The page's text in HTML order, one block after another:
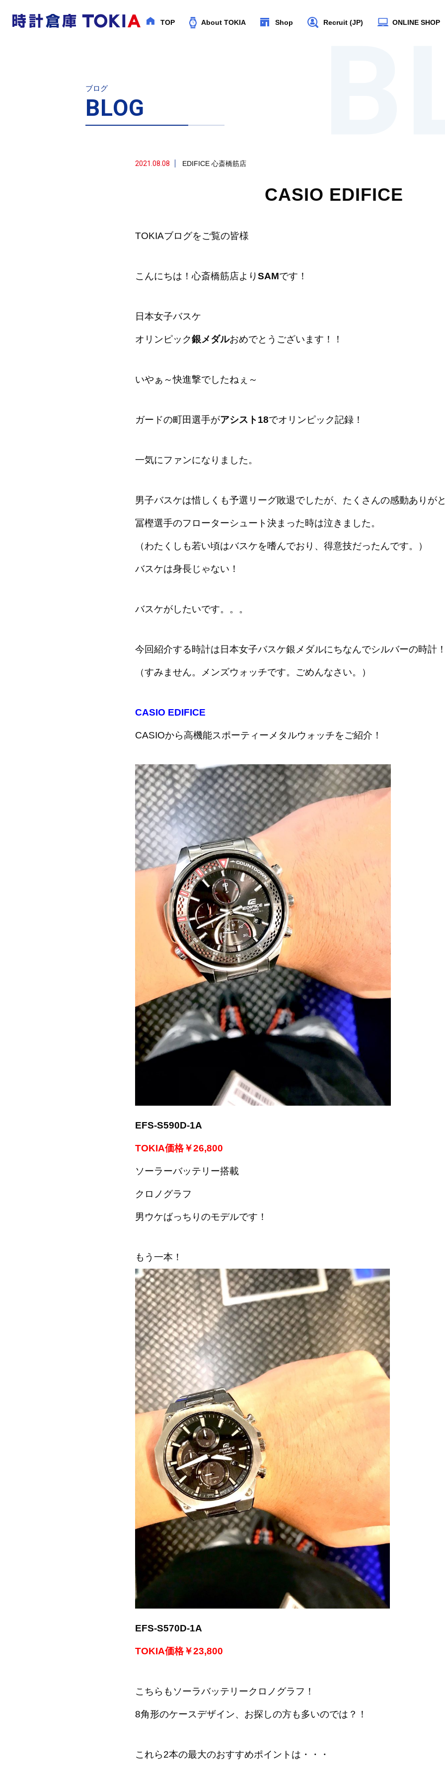
TOP About TOKIA Shop Recruit (JP) ONLINE SHOP
ブログ
BLOG
2021.08.08 EDIFICE 心斎橋筋店
CASIO EDIFICE
TOKIAブログをご覧の皆様
こんにちは！心斎橋筋店よりSAMです！
日本女子バスケ
オリンピック銀メダルおめでとうございます！！
いやぁ～快進撃でしたねぇ～
ガードの町田選手がアシスト18でオリンピック記録！
一気にファンになりました。
男子バスケは惜しくも予選リーグ敗退でしたが、たくさんの感動ありが
冨樫選手のフローターシュート決まった時は泣きました。
（わたくしも若い頃はバスケを嗜んでおり、得意技だったんです。）
バスケは身長じゃない！
バスケがしたいです。。。
今回紹介する時計は日本女子バスケ銀メダルにちなんでシルバーの時計！
（すみません。メンズウォッチです。ごめんなさい。）
CASIO EDIFICE
CASIOから高機能スポーティーメタルウォッチをご紹介！
EFS-S590D-1A
TOKIA価格￥26,800
ソーラーバッテリー搭載
クロノグラフ
男ウケばっちりのモデルです！
もう一本！
EFS-S570D-1A
TOKIA価格￥23,800
こちらもソーラバッテリークロノグラフ！
8角形のケースデザイン、お探しの方も多いのでは？！
これら2本の最大のおすすめポイントは・・・